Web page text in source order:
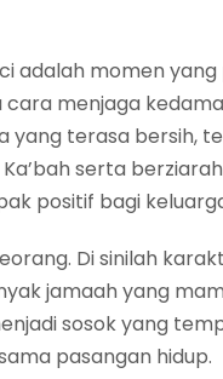
adalah momen yang
menjaga
yang terasa bersih,
serta
positif bagi
Di sinilah
jamaah yang
sosok yang
pasangan hidup.